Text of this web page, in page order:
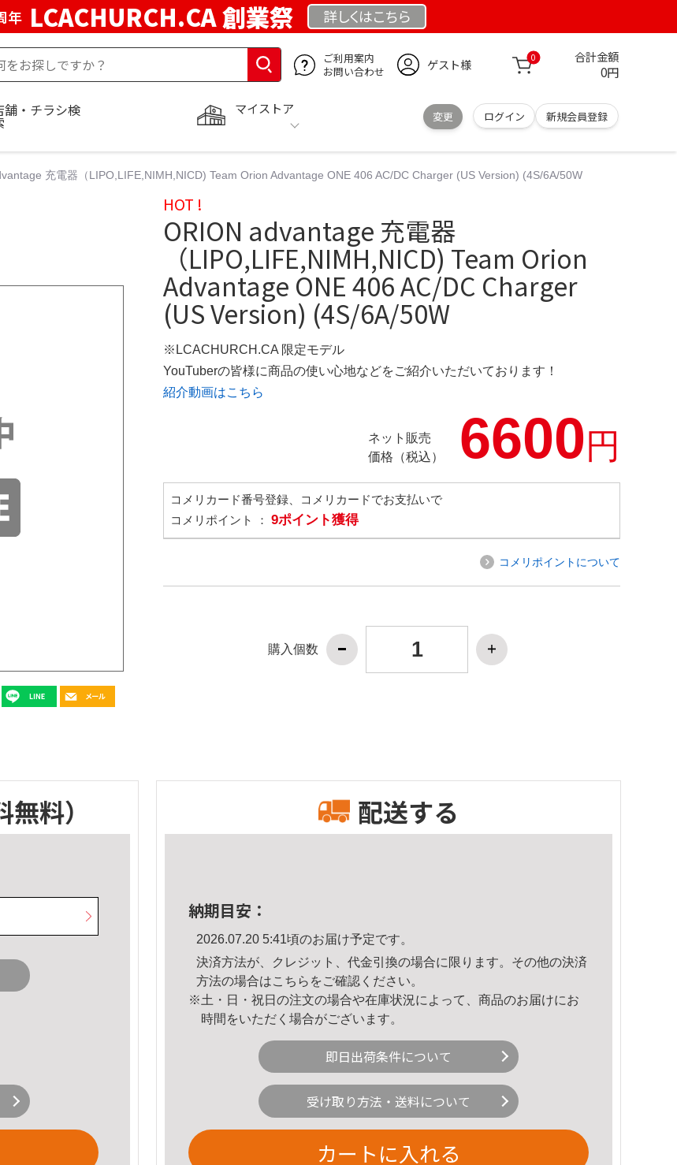
年 LCACHURCH.CA 創業祭 詳しくはこちら
ご利用案内
お問い合わせ
ゲスト様 0 合計金額
0円
マイストア
変更 ログイン 新規会員登録
舗・チラシ検
充電器（LIPO,LIFE,NIMH,NICD) Team Orion Advantage ONE 406 AC/DC Charger (US Version) (4S/6A/50W
HOT !
ORION advantage 充電器
（LIPO,LIFE,NIMH,NICD) Team Orion
Advantage ONE 406 AC/DC Charger
(US Version) (4S/6A/50W
※LCACHURCH.CA 限定モデル
YouTuberの皆様に商品の使い心地などをご紹介いただいております！
紹介動画はこちら
ネット販売
価格（税込）
6600円
コメリカード番号登録、コメリカードでお支払いで
コメリポイント ： 9ポイント獲得
コメリポイントについて
購入個数
無料） 配送する
納期目安：
2026.07.20 5:41頃のお届け予定です。
決済方法が、クレジット、代金引換の場合に限ります。その他の決済
方法の場合はこちら をご確認ください。
※土・日・祝日の注文の場合や在庫状況によって、商品のお届けにお
時間をいただく場合がございます。
即日出荷条件について
受け取り方法・送料について
カートに入れる